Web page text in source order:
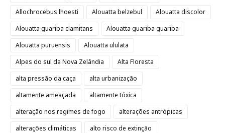
Allochrocebus lhoesti
Alouatta belzebul
Alouatta discolor
Alouatta guariba clamitans
Alouatta guariba guariba
Alouatta puruensis
Alouatta ululata
Alpes do sul da Nova Zelândia
Alta Floresta
alta pressão da caça
alta urbanização
altamente ameaçada
altamente tóxica
alteração nos regimes de fogo
alterações antrópicas
alterações climáticas
alto risco de extinção